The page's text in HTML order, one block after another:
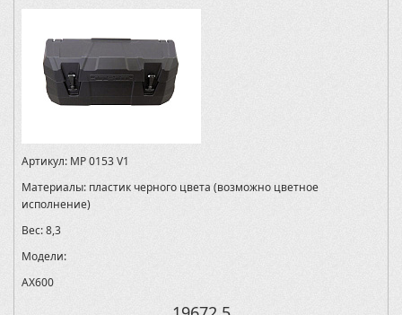
Артикул: MP 0153 V1
Материалы: пластик черного цвета (возможно цветное
исполнение)
Вес:8,3
Модели:
AX600